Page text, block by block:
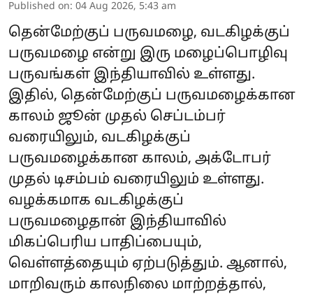
Published on: 04 Aug 2026, 5:43 am
தென்மேற்குப் பருவமழை, வடகிழக்குப்
பருவமழை என்று இரு மழைப்பொழிவு
பருவங்கள் இந்தியாவில் உள்ளது.
இதில், தென்மேற்குப் பருவமழைக்கான
காலம் ஜூன் முதல் செப்டம்பர்
வரையிலும், வடகிழக்குப்
பருவமழைக்கான காலம், அக்டோபர்
முதல் டிசம்பம் வரையிலும் உள்ளது.
வழக்கமாக வடகிழக்குப்
பருவமழைதான் இந்தியாவில்
மிகப்பெரிய பாதிப்பையும்,
வெள்ளத்தையும் ஏற்படுத்தும். ஆனால்,
மாறிவரும் காலநிலை மாற்றத்தால்,